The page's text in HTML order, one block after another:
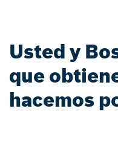
Usted y
que
hacemos